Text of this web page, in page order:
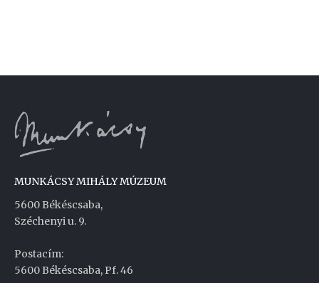
MUNKÁCSY MIHÁLY MÚZEUM
5600 Békéscsaba,
Széchenyi u. 9.
Postacím:
5600 Békéscsaba, Pf. 46